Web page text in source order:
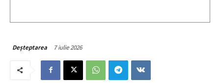
Deșteptarea 7 iulie 2026